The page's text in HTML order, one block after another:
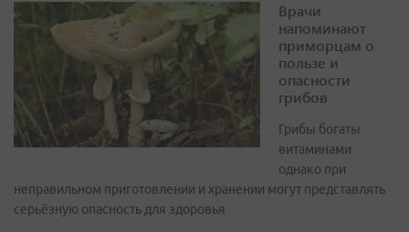
Врачи
напоминают
приморцам о
пользе и
опасности
грибов
Грибы богаты
витаминами
однако при
неправильном приготовлении и хранении могут представлять
серьёзную опасность для здоровья